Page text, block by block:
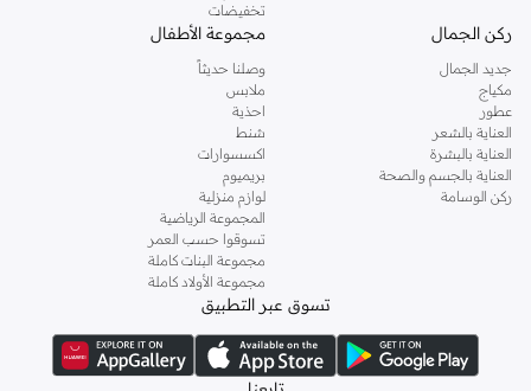
تخفيضات
ركن الجمال
جديد الجمال
مكياج
عطور
العناية بالشعر
العناية بالبشرة
العناية بالجسم والصحة
ركن الوسامة
مجموعة الأطفال
وصلنا حديثاً
ملابس
احذية
شنط
اكسسوارات
بريميوم
لوازم منزلية
المجموعة الرياضية
تسوقوا حسب العمر
مجموعة البنات كاملة
مجموعة الأولاد كاملة
تسوق عبر التطبيق